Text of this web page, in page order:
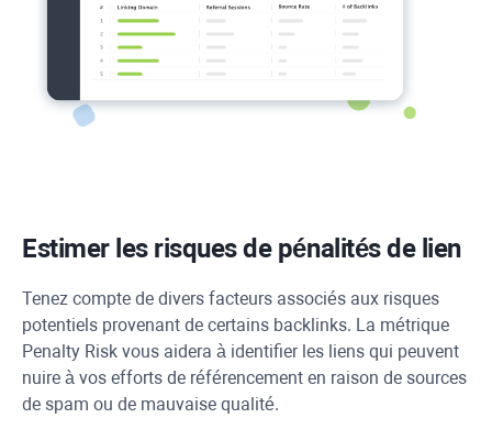
Estimer les risques de pénalités de lien
Tenez compte de divers facteurs associés aux risques
potentiels provenant de certains backlinks. La métrique
Penalty Risk vous aidera à identifier les liens qui peuvent
nuire à vos efforts de référencement en raison de sources
de spam ou de mauvaise qualité.